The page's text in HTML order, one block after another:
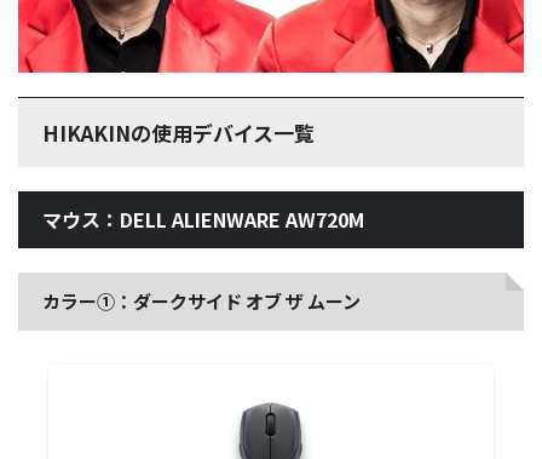
HIKAKINの使用デバイス一覧
マウス：DELL ALIENWARE AW720M
カラー①：ダークサイド オブ ザ ムーン